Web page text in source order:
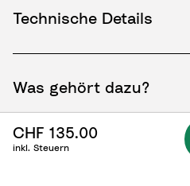
CHF 135.00
inkl. Steuern
Technische Details
Was gehört dazu?
Die richtige